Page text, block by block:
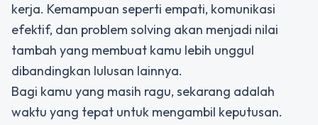
kerja. Kemampuan seperti empati, komunikasi
efektif, dan problem solving akan menjadi nilai
tambah yang membuat kamu lebih unggul
dibandingkan lulusan lainnya.
Bagi kamu yang masih ragu, sekarang adalah
waktu yang tepat untuk mengambil keputusan.